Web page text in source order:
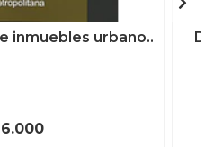
inmuebles urbano..